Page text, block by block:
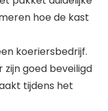
hoe de kast
koeriersbedrijf.
goed beveiligd
tijdens het